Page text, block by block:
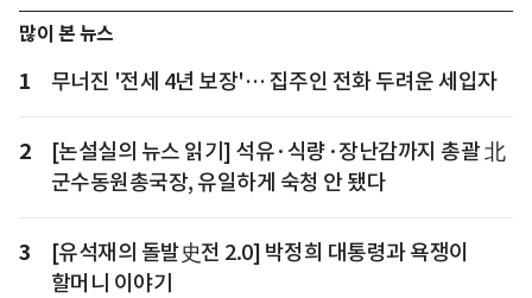
많이 본 뉴스
1 무너진 '전세 4년 보장'… 집주인 전화 두려운 세입자
2
[논설실의 뉴스 읽기] 석유·식량·장난감까지 총괄 北
군수동원총국장, 유일하게 숙청 안 됐다
3
[유석재의 돌발史전 2.0] 박정희 대통령과 욕쟁이
할머니 이야기